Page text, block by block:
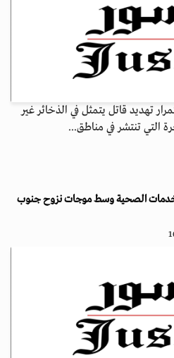
تهديد قاتل يتمثل في الذخائر غير
التي تنتشر في مناطق...
الصحية وسط موجات نزوح جنوب